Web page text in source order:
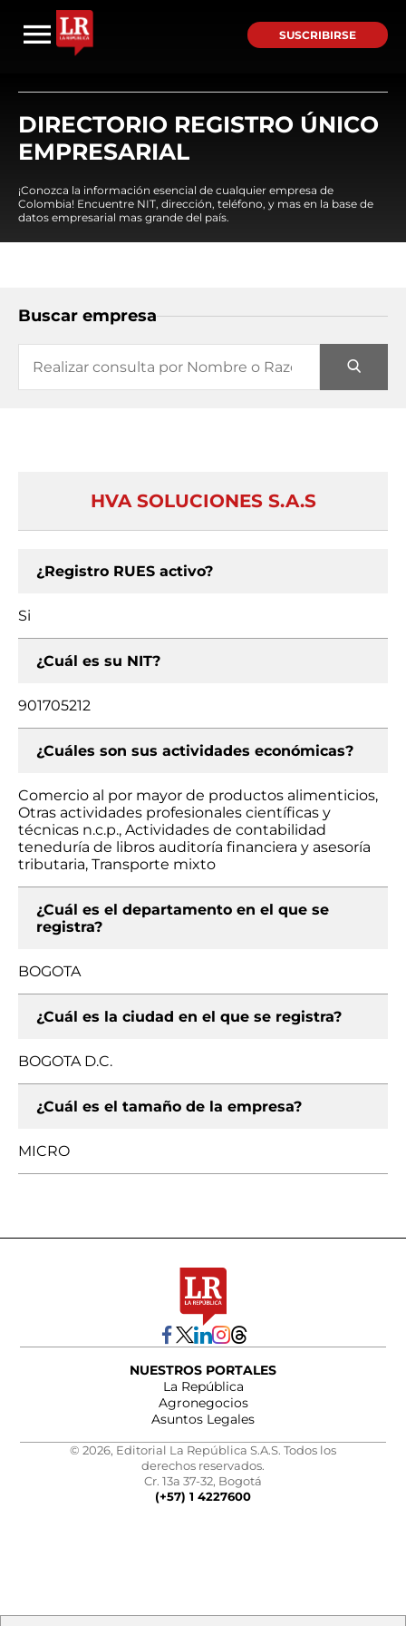
SUSCRIBIRSE
DIRECTORIO REGISTRO ÚNICO
EMPRESARIAL
¡Conozca la información esencial de cualquier empresa de
Colombia! Encuentre NIT, dirección, teléfono, y mas en la base de
datos empresarial mas grande del país.
Buscar empresa
HVA SOLUCIONES S.A.S
¿Registro RUES activo?
Si
¿Cuál es su NIT?
901705212
¿Cuáles son sus actividades económicas?
Comercio al por mayor de productos alimenticios,
Otras actividades profesionales científicas y
técnicas n.c.p., Actividades de contabilidad
teneduría de libros auditoría financiera y asesoría
tributaria, Transporte mixto
¿Cuál es el departamento en el que se
registra?
BOGOTA
¿Cuál es la ciudad en el que se registra?
BOGOTA D.C.
¿Cuál es el tamaño de la empresa?
MICRO
NUESTROS PORTALES
La República
Agronegocios
Asuntos Legales
© 2026, Editorial La República S.A.S. Todos los
derechos reservados.
Cr. 13a 37-32, Bogotá
(+57) 1 4227600